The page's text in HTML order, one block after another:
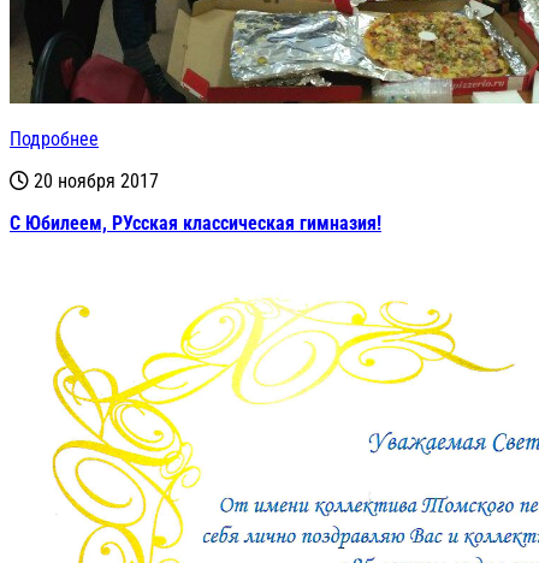
Подробнее
20 ноября 2017
С Юбилеем, РУсская классическая гимназия!